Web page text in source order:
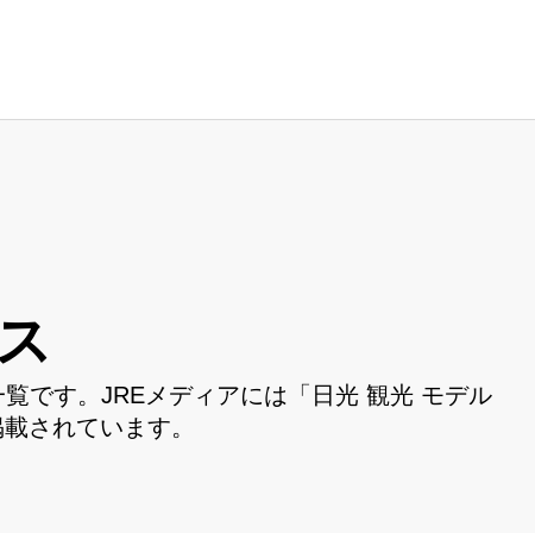
です。JREメディアには「日光 観光 モデル
されています。